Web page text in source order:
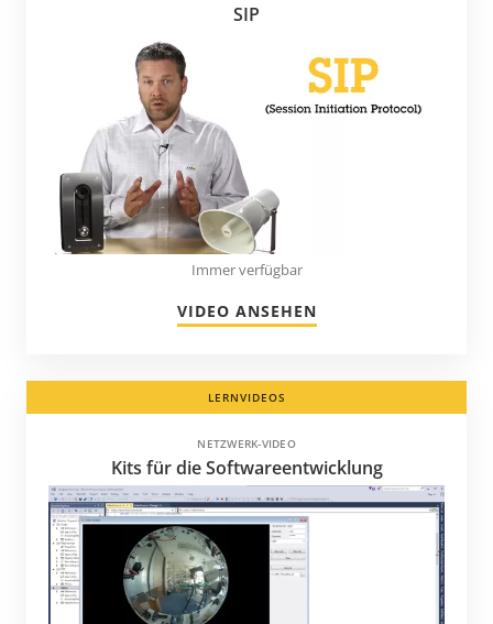
SIP
Immer verfügbar
VIDEO ANSEHEN
LERNVIDEOS
NETZWERK-VIDEO
Kits für die Softwareentwicklung